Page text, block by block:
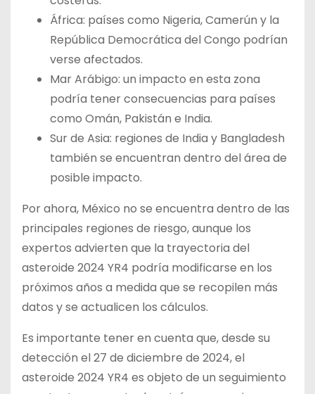
África: países como Nigeria, Camerún y la
República Democrática del Congo podrían
verse afectados.
Mar Arábigo: un impacto en esta zona
podría tener consecuencias para países
como Omán, Pakistán e India.
Sur de Asia: regiones de India y Bangladesh
también se encuentran dentro del área de
posible impacto.
Por ahora, México no se encuentra dentro de las
principales regiones de riesgo, aunque los
expertos advierten que la trayectoria del
asteroide 2024 YR4 podría modificarse en los
próximos años a medida que se recopilen más
datos y se actualicen los cálculos.
Es importante tener en cuenta que, desde su
detección el 27 de diciembre de 2024, el
asteroide 2024 YR4 es objeto de un seguimiento